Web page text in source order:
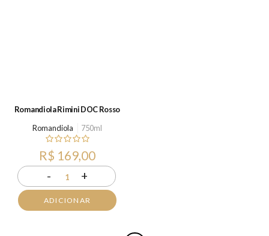
Romandiola Rimini DOC Rosso
Romandiola
750ml
R$ 169,00
- 1 +
ADICIONAR